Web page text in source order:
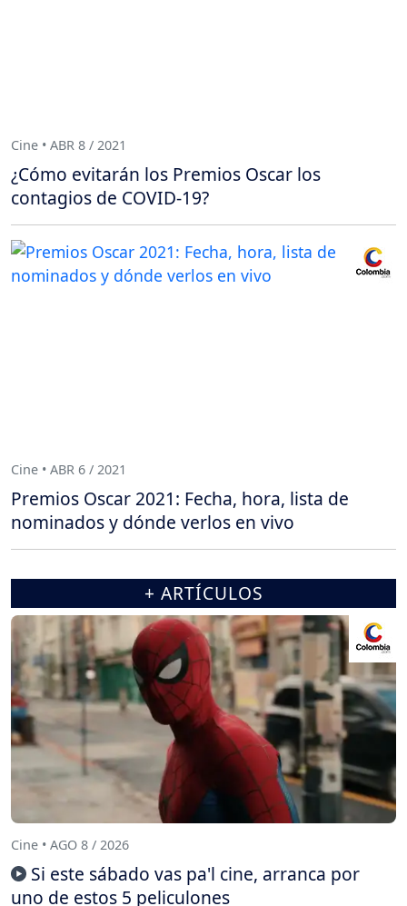
Cine • ABR 8 / 2021
¿Cómo evitarán los Premios Oscar los
contagios de COVID-19?
Cine • ABR 6 / 2021
Premios Oscar 2021: Fecha, hora, lista de
nominados y dónde verlos en vivo
+ ARTÍCULOS
Cine • AGO 8 / 2026
Si este sábado vas pa'l cine, arranca por
uno de estos 5 peliculones